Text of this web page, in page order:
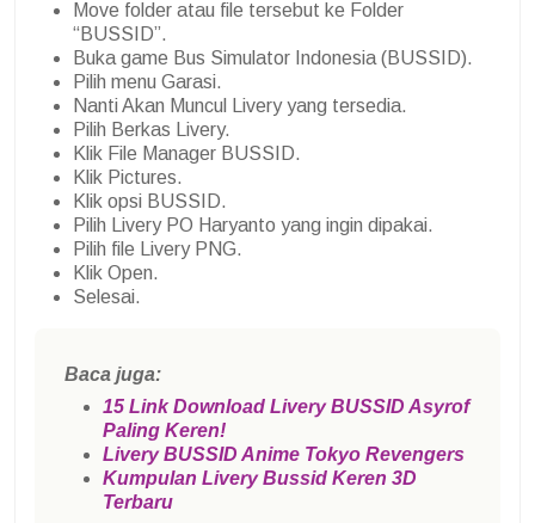
Move folder atau file tersebut ke Folder
“BUSSID”.
Buka game Bus Simulator Indonesia (BUSSID).
Pilih menu Garasi.
Nanti Akan Muncul Livery yang tersedia.
Pilih Berkas Livery.
Klik File Manager BUSSID.
Klik Pictures.
Klik opsi BUSSID.
Pilih Livery PO Haryanto yang ingin dipakai.
Pilih file Livery PNG.
Klik Open.
Selesai.
Baca juga:
15 Link Download Livery BUSSID Asyrof
Paling Keren!
Livery BUSSID Anime Tokyo Revengers
Kumpulan Livery Bussid Keren 3D
Terbaru